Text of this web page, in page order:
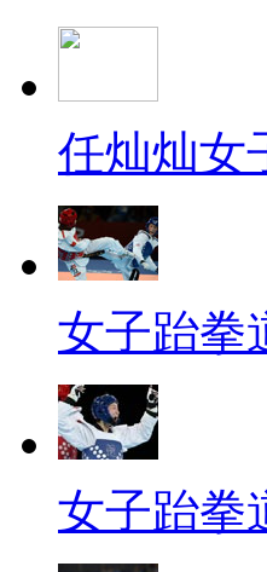
任灿灿女
女子跆拳
女子跆拳